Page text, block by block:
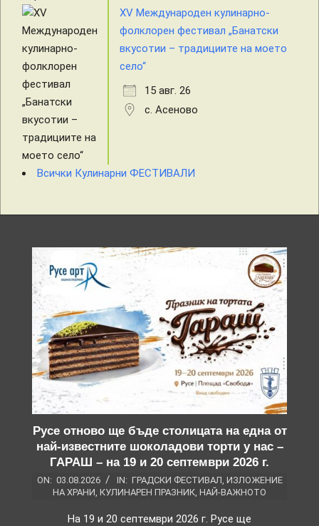
XV Международен кулинарно-
фолклорен фестивал „Банатски
вкусотии – традициите на моето
село“
15 авг. 26
с. Асеново
Всички Кулинарни ФЕСТИВАЛИ
Русе отново ще бъде столицата на една от
най-известните шоколадови торти у нас –
ГАРАШ – на 19 и 20 септември 2026 г.
ON: 03.08.2026 IN: ГРАДСКИ ФЕСТИВАЛ ИЗЛОЖЕНИЕ
НА ХРАНИ КУЛИНАРЕН ПРАЗНИК НАЙ-ВАЖНОТО
На 19 и 20 септември 2026 г. Русе ще